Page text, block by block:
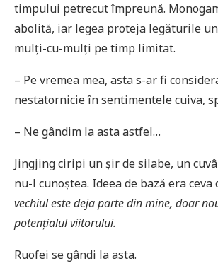
timpului petrecut împreună.
abolită, iar legea proteja legăturile
mulți-cu-mulți pe timp limitat.
– Pe vremea mea, asta s-ar fi
nestatornicie în sentimentele cuiva,
– Ne gândim la asta astfel…
Jingjing ciripi un șir de silabe, un
nu-l cunoștea. Ideea de bază era ceva
vechiul este deja parte din mine, doar
potențialul viitorului.
Ruofei se gândi la asta.